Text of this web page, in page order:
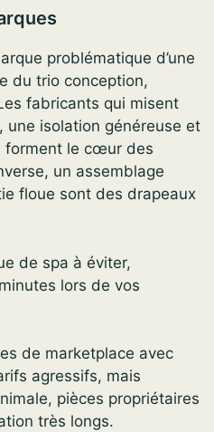
problématique d’une
du trio conception,
fabricants qui misent
une isolation généreuse et
forment le cœur des
un assemblage
floue sont des drapeaux
de spa à éviter,
lors de vos
de marketplace avec
agressifs, mais
pièces propriétaires
très longs.